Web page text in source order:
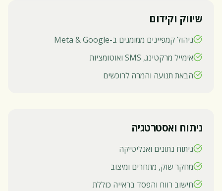
שיווק וקידום
ניהול קמפיינים ממומנים ב-Meta & Google
אימייל מרקטינג, SMS ואוטומציות
הבאת תנועה והמרה לרוכשים
ניתוח ואסטרטגיה
ניתוח נתונים ואנליטיקה
מחקר שוק, מתחרים ומיצוב
חישוב רווח והפסד בראייה כוללת